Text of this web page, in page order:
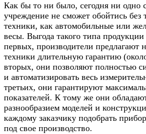
Как бы то ни было, сегодня ни одно
учреждение не сможет обойтись без
техники, как автомобильные или
весы. Выгода такого типа
первых, производители предлагают
техники длительную гарантию
вторых, они позволяют полностью
и автоматизировать весь
третьих, они гарантируют
показателей. К тому же они
разнообразием моделей и
каждому заказчику подобрать
под свое производство.